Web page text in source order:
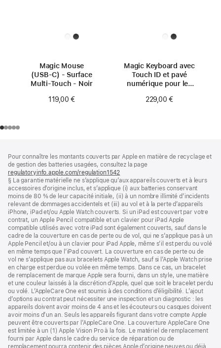
Magic Mouse
(USB‑C) - Surface
Multi-Touch - Noir
119,00 €
Magic Keyboard avec
Touch ID et pavé
numérique pour les
(USB‑C) - Français -
229,00 €
de
page
de
bas
de
page
Pour connaître les montants couverts par Apple en matière de recyclage et
de gestion des batteries usagées, consultez la page
regulatoryinfo.apple.com/regulation1542
dans
une
nouvelle
fenêtre)
§ La garantie matérielle ne s’applique qu’aux appareils couverts et à leurs
accessoires d’origine inclus, et s’applique (i) aux batteries conservant
moins de 80 % de leur capacité initiale, (ii) à un nombre illimité d’incidents
relevant de dommages accidentels et (iii) au vol et à la perte d’appareils
iPhone, iPad et/ou Apple Watch couverts. Si un iPad est couvert par votre
contrat, un Apple Pencil compatible et un clavier pour iPad Apple
compatible utilisés avec votre iPad sont également couverts, sauf dans le
cadre de la couverture en cas de perte ou de vol, qui ne s’applique pas à un
Apple Pencil et/ou à un clavier pour iPad Apple, même s’il est perdu ou volé
en même temps que l’iPad couvert. La couverture en cas de perte ou de
vol ne s’applique pas aux bracelets Apple Watch, sauf si l’Apple Watch prise
en charge est perdue ou volée en même temps. Dans ce cas, un bracelet
de remplacement de marque Apple sera fourni, dans un style, une matière
et une couleur laissés à la discrétion d’Apple, quel que soit le bracelet perdu
ou volé. L’AppleCare One est soumis à des conditions d’éligibilité. L’ajout
d’options au contrat peut nécessiter une inspection et un diagnostic : les
appareils doivent avoir moins de 4 ans et les écouteurs ou casques doivent
avoir moins d’un an. Seuls les appareils figurant dans votre compte Apple
peuvent être couverts par l’AppleCare One. La couverture AppleCare One
est limitée à un (1) Apple Vision Pro à la fois. Le matériel de remplacement
fourni par Apple dans le cadre du service de réparation ou de
remplacement pourra contenir des pièces Apple d’origine neuves ou déjà